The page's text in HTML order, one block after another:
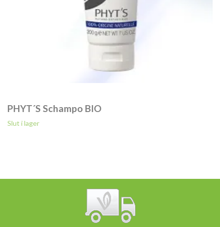
PHYT´S Schampo BIO
Slut i lager